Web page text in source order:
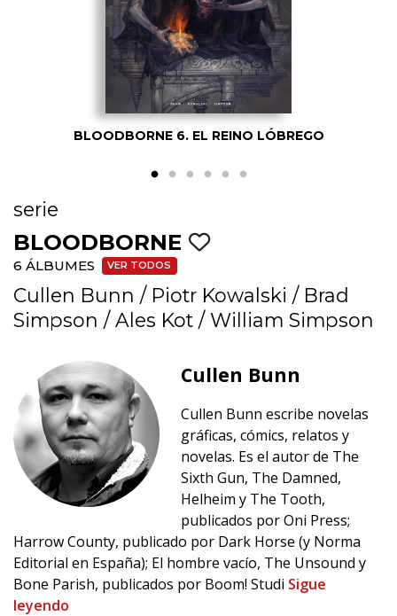
BLOODBORNE 6. EL REINO LÓBREGO
serie
BLOODBORNE
6 ÁLBUMES VER TODOS
Cullen Bunn / Piotr Kowalski / Brad
Simpson /Ales Kot / William Simpson
Cullen Bunn
Cullen Bunn escribe novelas
gráficas, cómics, relatos y
novelas. Es el autor de The
Sixth Gun, The Damned,
Helheim y The Tooth,
publicados por Oni Press;
Harrow County, publicado por Dark Horse (y Norma
Editorial en España); El hombre vacío, The Unsound y
Bone Parish, publicados por Boom! Studi Sigue
leyendo